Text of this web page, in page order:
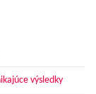
výsledky